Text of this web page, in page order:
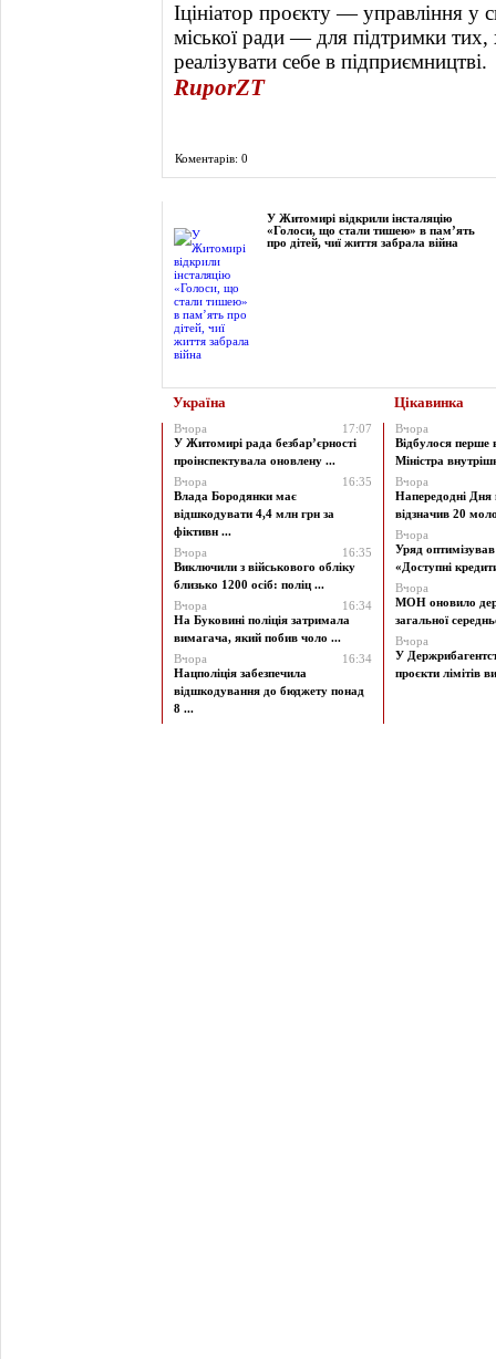
Іцініатор проєкту — управління у
міської ради — для підтримки тих,
реалізувати себе в підприємництві.
RuporZT
Коментарів: 0
У Житомирі відкрили інсталяцію
«Голоси, що стали тишею» в пам’ять
про дітей, чиї життя забрала війна
Україна Цікавинка
Вчора
17:07
У Житомирі рада безбар’єрності
проінспектувала оновлену ...
Вчора
16:35
Влада Бородянки має
відшкодувати 4,4 млн грн за
фіктивн ...
Вчора
16:35
Виключили з військового обліку
близько 1200 осіб: поліц ...
Вчора
16:34
На Буковині поліція затримала
вимагача, який побив чоло ...
Вчора
16:34
Нацполіція забезпечила
відшкодування до бюджету понад
8 ...
Вчора
Відбулося перше
Міністра
Вчора
Напередодні Дня
відзначив 20
Вчора
Уряд
«Доступні
Вчора
МОН оновило
загальної
Вчора
У
проєкти лімітів